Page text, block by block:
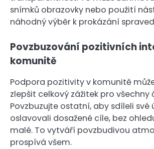
snímků obrazovky nebo použití
náhodný výběr k prokázání
Povzbuzování pozitivních
komunitě
Podpora pozitivity v komunitě
zlepšit celkový zážitek pro všechny
Povzbuzujte ostatní, aby sdíleli své
oslavovali dosažené cíle, bez
malé. To vytváří povzbudivou
prospívá všem.